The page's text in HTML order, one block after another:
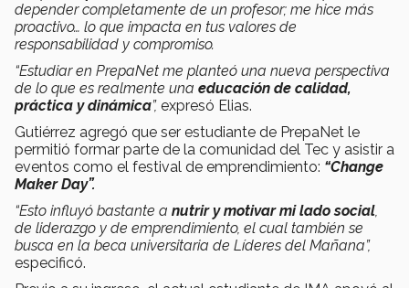
depender completamente de un profesor; me hice más
proactivo… lo que impacta en tus valores de
responsabilidad y compromiso.
“Estudiar en PrepaNet me planteó una nueva perspectiva
de lo que es realmente una educación de calidad,
práctica y dinámica”, expresó Elias.
Gutiérrez agregó que ser estudiante de PrepaNet le
permitió formar parte de la comunidad del Tec y asistir a
eventos como el festival de emprendimiento: “Change
Maker Day”.
“Esto influyó bastante a nutrir y motivar mi lado social,
de liderazgo y de emprendimiento, el cual también se
busca en la beca universitaria de Líderes del Mañana”,
especificó.